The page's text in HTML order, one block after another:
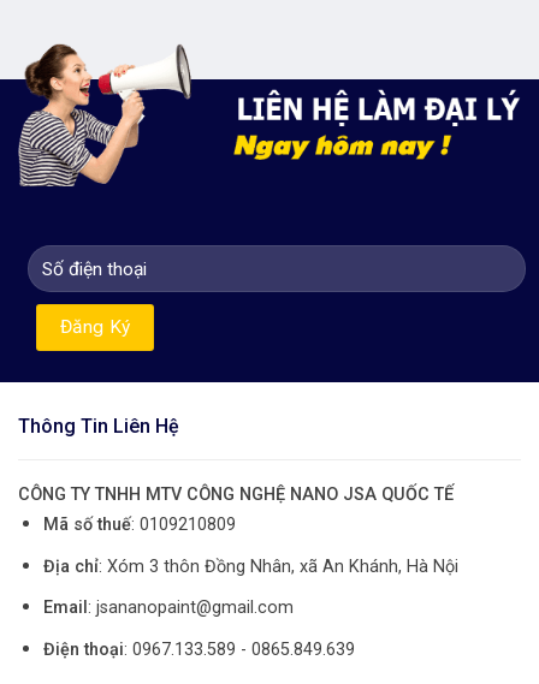
Thông Tin Liên Hệ
CÔNG TY TNHH MTV CÔNG NGHỆ NANO JSA QUỐC TẾ
Mã số thuế: 0109210809
Địa chỉ: Xóm 3 thôn Đồng Nhân, xã An Khánh, Hà Nội
Email : jsananopaint@gmail.com
Điện thoại: 0967.133.589 - 0865.849.639